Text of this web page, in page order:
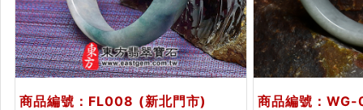
商品編號：FL008 (新北門市)
商品編號：